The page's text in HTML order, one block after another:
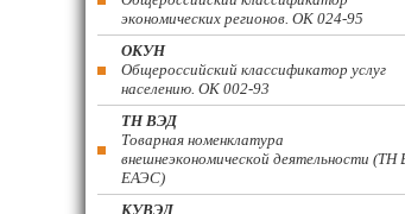
экономических регионов. ОК 024-95
ОКУН
Общероссийский классификатор услуг
населению. ОК 002-93
ТН ВЭД
Товарная номенклатура
внешнеэкономической деятельности (ТН
ЕАЭС)
КУВЭД